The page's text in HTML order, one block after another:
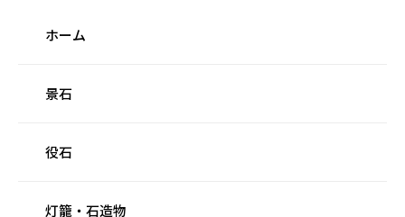
ホーム
景石
役石
灯籠・石造物